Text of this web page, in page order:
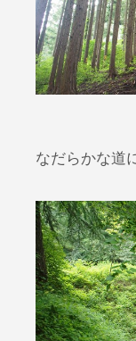
なだらかな道